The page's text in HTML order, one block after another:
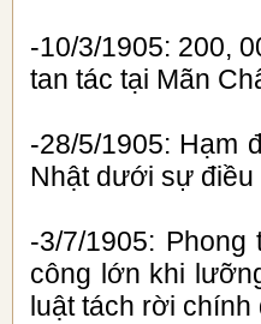
-10/3/1905: 200,
tan tác tại Mãn
-28/5/1905: Hạm
Nhật dưới sự
-3/7/1905:
công lớn khi
luật tách rời